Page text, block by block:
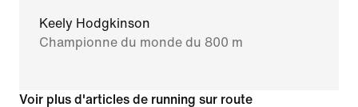
Keely Hodgkinson
Championne du monde du 800 m
Voir plus d'articles de running sur route